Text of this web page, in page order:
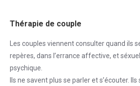
Thérapie de couple
Les couples viennent consulter quand ils
repères, dans l’errance affective, et
psychique.
Ils ne savent plus se parler et s’écouter.